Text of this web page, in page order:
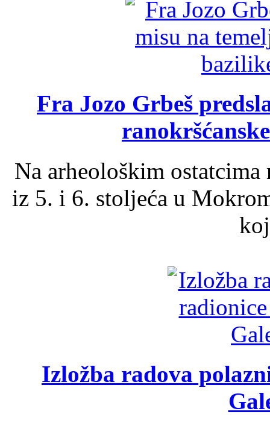
Fra Jozo Grbeš
Na arheološkim
iz 5. i 6. stoljeća u
Izložba radova